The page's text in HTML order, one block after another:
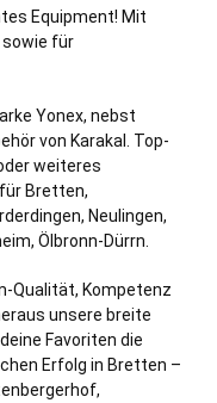
Equipment! Mit
für
Yonex, nebst
von Karakal. Top-
weiteres
Bretten,
, Neulingen,
Ölbronn-Dürrn.
Qualität, Kompetenz
unsere breite
Favoriten die
Erfolg in Bretten –